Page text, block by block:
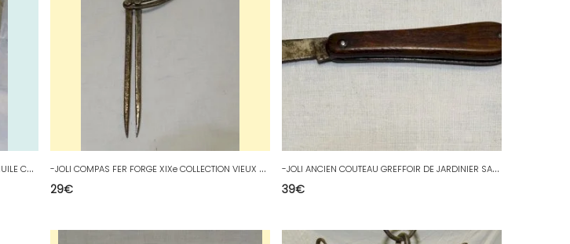
-
ANCIEN BIDON MOBILOIL PLEIN AVEC SON HUILE COLLECTION VHC GARAGE AUTOMOBILIA
-
JOLI COMPAS FER FORGE XIXe COLLECTION VIEUX OUTILS DECO VITRINE OUTIL ANCIEN D
29€
-
JOLI ANCIEN COUTEAU GREFFOIR DE JARDINIER SANS MARQUE APPARENTE COLLECTION D
39€